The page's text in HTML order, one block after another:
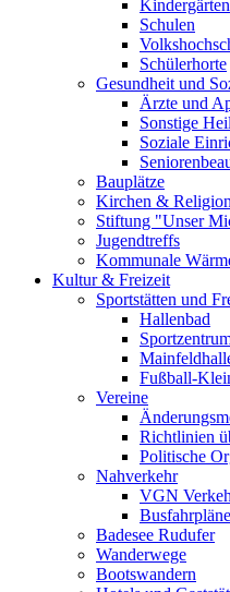
Kindergärten
Schulen
Schülerhorte
Gesundheit und
Ärzte und
Sonstige
Soziale
Bauplätze
Kirchen &
Stiftung "Unser
Jugendtreffs
Kommunale
Kultur & Freizeit
Sportstätten und
Hallenbad
Fußball-
Vereine
Richtlinien
Politische
Nahverkehr
VGN
Busfahrpläne
Badesee Rudufer
Wanderwege
Bootswandern